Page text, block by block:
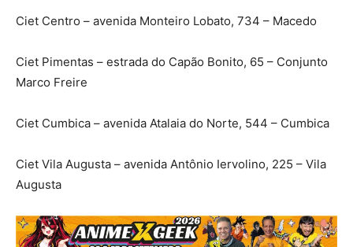
Ciet Centro – avenida Monteiro Lobato, 734 – Macedo
Ciet Pimentas – estrada do Capão Bonito, 65 – Conjunto
Marco Freire
Ciet Cumbica – avenida Atalaia do Norte, 544 – Cumbica
Ciet Vila Augusta – avenida Antônio Iervolino, 225 – Vila
Augusta